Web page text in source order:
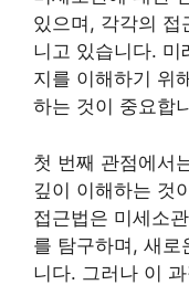
있으며, 각각의 접
니고 있습니다. 미
지를 이해하기 위
하는 것이 중요합
첫 번째 관점에서
깊이 이해하는 것
접근법은 미세소
를 탐구하며, 새로
니다. 그러나 이